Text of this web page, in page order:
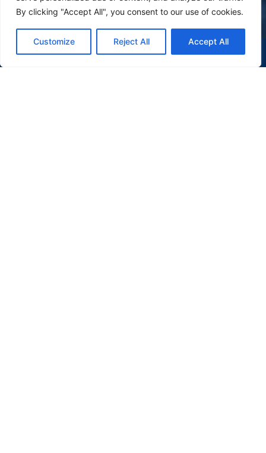
By clicking "Accept All", you consent to our use of cookies.
Customize Reject All Accept All
(47) 9 9977-7630